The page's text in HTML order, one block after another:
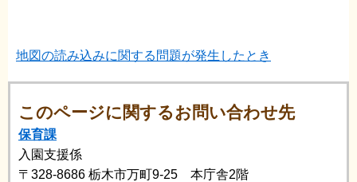
地図の読み込みに関する問題が発生したとき
このページに関するお問い合わせ先
保育課
入園支援係
〒328-8686 栃木市万町9-25 本庁舎2階